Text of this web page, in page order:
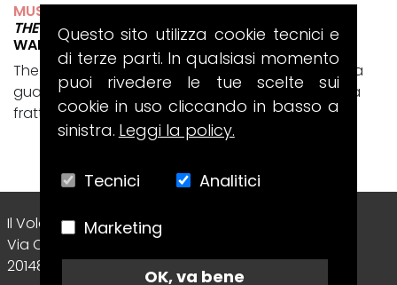
MUSE
THE WOW! SIGNAL
WARNER RECORDS/HELIUM-3
The Wow! Signal è il disco con cui i Muse tornano a
guardare il cosmo, ma lo fanno passando da una
frattura intima e totalmente...
Il Volo Srl Editore
Via Collecchio, 8
20148 - Milano (MI) - Italy
Questo sito utilizza cookie tecnici e
di terze parti. In qualsiasi momento
puoi rivedere le tue scelte sui
cookie in uso cliccando in basso a
sinistra. Leggi la policy.
Tecnici Analitici
Marketing
OK, va bene